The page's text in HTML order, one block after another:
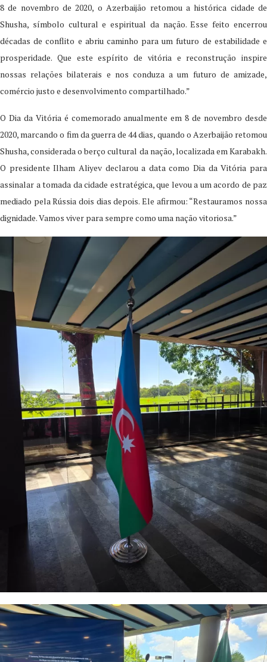
8 de novembro de 2020, o Azerbaijão retomou a histórica cidade de
Shusha, símbolo cultural e espiritual da nação. Esse feito encerrou
décadas de conflito e abriu caminho para um futuro de estabilidade e
prosperidade. Que este espírito de vitória e reconstrução inspire
nossas relações bilaterais e nos conduza a um futuro de amizade,
comércio justo e desenvolvimento compartilhado.”
O Dia da Vitória é comemorado anualmente em 8 de novembro desde
2020, marcando o fim da guerra de 44 dias, quando o Azerbaijão retomou
Shusha, considerada o berço cultural da nação, localizada em Karabakh.
O presidente Ilham Aliyev declarou a data como Dia da Vitória para
assinalar a tomada da cidade estratégica, que levou a um acordo de paz
mediado pela Rússia dois dias depois. Ele afirmou: “Restauramos nossa
dignidade. Vamos viver para sempre como uma nação vitoriosa.”